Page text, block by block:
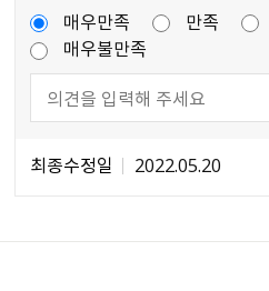
매우만족
만족
매우불만족
최종수정일 2022.05.20